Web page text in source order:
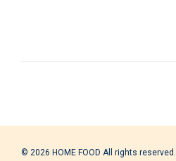
© 2026 HOME FOOD All rights reserved.